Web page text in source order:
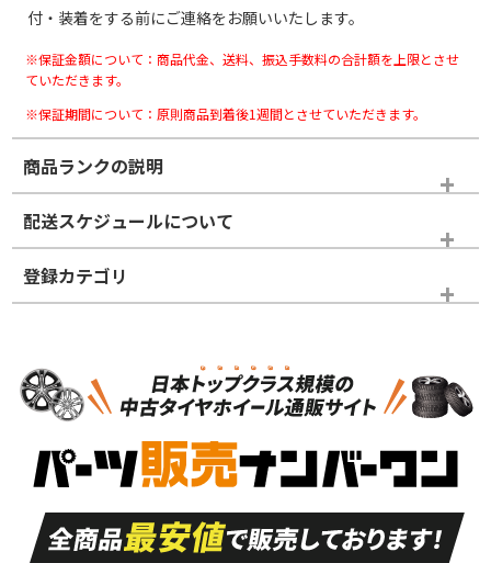
付・装着をする前にご連絡をお願いいたします。
※保証金額について：商品代金、送料、振込手数料の合計額を上限とさせ
ていただきます。
※保証期間について：原則商品到着後1週間とさせていただきます。
商品ランクの説明
※商品ランクは出品者の主観により判断しておりますので、あら
かじめご了承ください。
ホイールランク
S
品）
S
新車外し品（新古
付き
A
走行距離も少なく、
目立つ傷もほとんど
ない中古品
A
走行距離も少なく、
非常に状態の良い中
古品
配送スケジュールについて
登録カテゴリ
スタッドレスタイヤホイールセット